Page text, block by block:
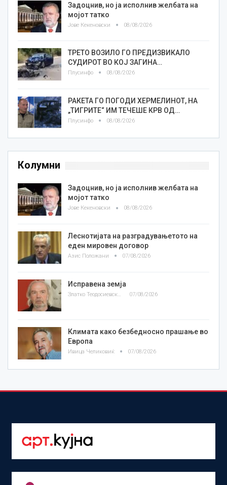
Задоцнив, но ја исполнив желбата на
мојот татко
Јове Кекеновски 08/08/2026
ТРЕТО ВОЗИЛО ГО ПРЕДИЗВИКАЛО
СУДИРОТ ВО КОЈ ЗАГИНА…
Плусинфо 08/08/2026
РАКЕТА ГО ПОГОДИ ХЕРМЕЛИНОТ, НА
„ТИГРИТЕ“ ИМ ТЕЧЕШЕ КРВ ОД…
Плусинфо 08/08/2026
Колумни
Задоцнив, но ја исполнив желбата на
мојот татко
Јове Кекеновски 08/08/2026
Леснотијата на разградувањетото на
еден мировен договор
Азис Положани 07/08/2026
Исправена земја
Златко Теодосиевски 07/08/2026
Климата како безбедносно прашање во
Европа
Ивица Челиковиќ 07/08/2026